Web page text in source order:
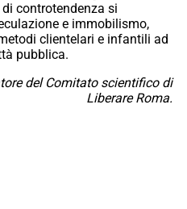
controtendenza si
e immobilismo,
clientelari e infantili ad
pubblica.
del Comitato scientifico di
Liberare Roma.